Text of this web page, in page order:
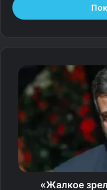
мира Цзюй
Китаянка досрочно
защитила звание
Матч за женскую
и Чунцине.
Источник
«Жалкое